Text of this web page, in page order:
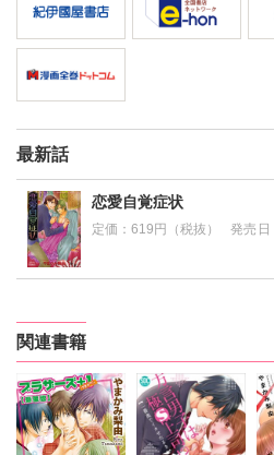
最新話
恋愛自覚症状
定価：619円（税抜） 発売日
関連書籍